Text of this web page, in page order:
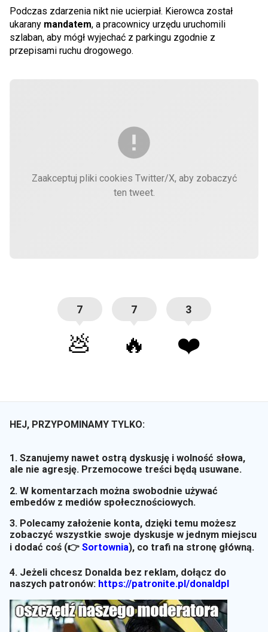
Podczas zdarzenia nikt nie ucierpiał. Kierowca został
ukarany mandatem, a pracownicy urzędu uruchomili
szlaban, aby mógł wyjechać z parkingu zgodnie z
przepisami ruchu drogowego.
Zaakceptuj pliki cookies Twitter/X, aby zobaczyć
ten tweet.
7
💩
7
🔥
3
❤️
HEJ, PRZYPOMINAMY TYLKO:
1. Szanujemy nawet ostrą dyskusję i wolność słowa,
ale nie agresję. Przemocowe treści będą usuwane.
2. W komentarzach można swobodnie używać
embedów z mediów społecznościowych.
3. Polecamy założenie konta, dzięki temu możesz
zobaczyć wszystkie swoje dyskusje w jednym miejscu
i dodać coś (👉 Sortownia), co trafi na stronę główną.
4. Jeżeli chcesz Donalda bez reklam, dołącz do
naszych patronów: https://patronite.pl/donaldpl